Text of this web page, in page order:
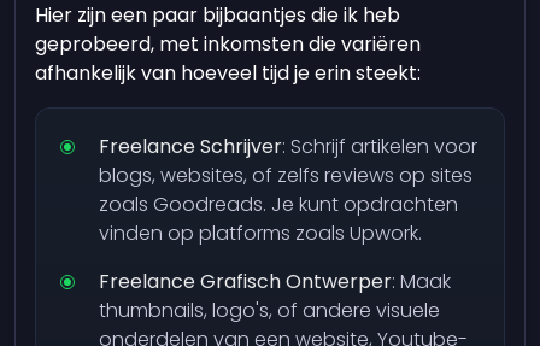
Hier zijn een paar bijbaantjes die ik heb
geprobeerd, met inkomsten die variëren
afhankelijk van hoeveel tijd je erin steekt:
Freelance Schrijver: Schrijf artikelen voor
blogs, websites, of zelfs reviews op sites
zoals Goodreads. Je kunt opdrachten
vinden op platforms zoals Upwork.
Freelance Grafisch Ontwerper: Maak
thumbnails, logo's, of andere visuele
onderdelen van een website, Youtube-